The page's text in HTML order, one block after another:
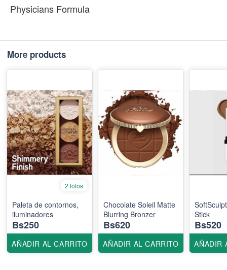
Physicians Formula
More products
2 fotos
Paleta de contornos,
iluminadores
Bs250
AÑADIR AL CARRITO
Chocolate Soleil Matte
Blurring Bronzer
Bs620
AÑADIR AL CARRITO
Stick
Bs520
AÑADIR